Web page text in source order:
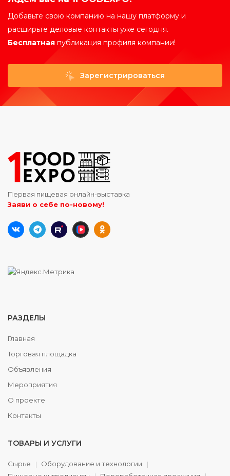
Добавьте свою компанию на нашу платформу и
расширьте деловые контакты уже сегодня.
Бесплатная публикация профиля компании!
Зарегистрироваться
Первая пищевая онлайн-выставка
Заяви о себе по-новому!
РАЗДЕЛЫ
Главная
Торговая площадка
Объявления
Мероприятия
О проекте
Контакты
ТОВАРЫ И УСЛУГИ
Сырье
Оборудование и технологии